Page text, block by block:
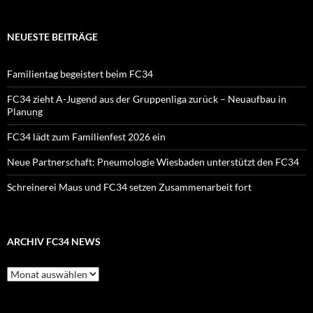
NEUESTE BEITRÄGE
Familientag begeistert beim FC34
FC34 zieht A-Jugend aus der Gruppenliga zurück – Neuaufbau in
Planung
FC34 lädt zum Familienfest 2026 ein
Neue Partnerschaft: Pneumologie Wiesbaden unterstützt den FC34
Schreinerei Maus und FC34 setzen Zusammenarbeit fort
ARCHIV FC34 NEWS
Archiv
FC34